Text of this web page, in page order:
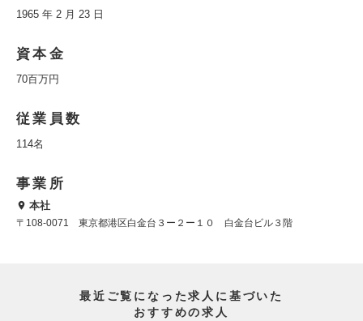
1965 年 2 月 23 日
資本金
70百万円
従業員数
114名
事業所
本社
〒108-0071 東京都港区白金台３ー２ー１０ 白金台ビル３階
最近ご覧になった求人に基づいた
おすすめの求人